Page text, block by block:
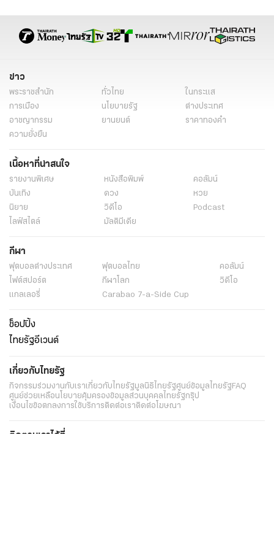
ข่าว
พระราชสำนัก ทั่วไทย
ในกระแส
การเมือง
นโยบายรัฐ
ต่างประเทศ
อาชญากรรม
ยานยนต์
ราคาทองคำ
ความยั่งยืน
เนื้อหาที่น่าสนใจ
รายงานพิเศษ หนังสือพิมพ์
คอลัมน์
บันเทิง
ดวง
หวย
นิยาย
วิดีโอ
Podcast
ไลฟ์สไตล์
มัลติมีเดีย
กีฬา
ฟุตบอลต่่างประเทศ ฟุตบอลไทย
คอลัมน์
ไฟต์สปอร์ต
กีฬาโลก
วิดีโอ
แกลเลอรี่
Carabao 7-a-Side Cup
ช็อปปิ้ง
ไทยรัฐอีเวนต์
เกี่ยวกับไทยรัฐ
กิจกรรมร่วมงานกับเราเกี่ยวกับไทยรัฐมูลนิธิไทยรัฐศูนย์ข้อมูลไทยรัฐ FAQ
ศูนย์ช่วยเหลือนโยบายคุ้มครองข้อมูลส่วนบุคคลไทยรัฐกรุ๊ป
เงื่อนไขข้อตกลงการใช้บริการติดต่อเราติดต่อโฆษณา
ติดตามเราได้ที่